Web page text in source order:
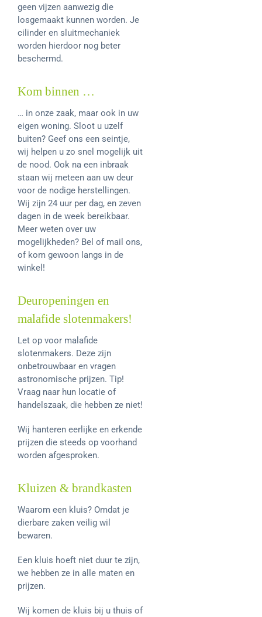
geen vijzen aanwezig die
losgemaakt kunnen worden. Je
cilinder en sluitmechaniek
worden hierdoor nog beter
beschermd.
Kom binnen …
… in onze zaak, maar ook in uw
eigen woning. Sloot u uzelf
buiten? Geef ons een seintje,
wij helpen u zo snel mogelijk uit
de nood. Ook na een inbraak
staan wij meteen aan uw deur
voor de nodige herstellingen.
Wij zijn 24 uur per dag, en zeven
dagen in de week bereikbaar.
Meer weten over uw
mogelijkheden? Bel of mail ons,
of kom gewoon langs in de
winkel!
Deuropeningen en
malafide slotenmakers!
Let op voor malafide
slotenmakers. Deze zijn
onbetrouwbaar en vragen
astronomische prijzen. Tip!
Vraag naar hun locatie of
handelszaak, die hebben ze niet!
Wij hanteren eerlijke en erkende
prijzen die steeds op voorhand
worden afgesproken.
Kluizen & brandkasten
Waarom een kluis? Omdat je
dierbare zaken veilig wil
bewaren.
Een kluis hoeft niet duur te zijn,
we hebben ze in alle maten en
prijzen.
Wij komen de kluis bij u thuis of